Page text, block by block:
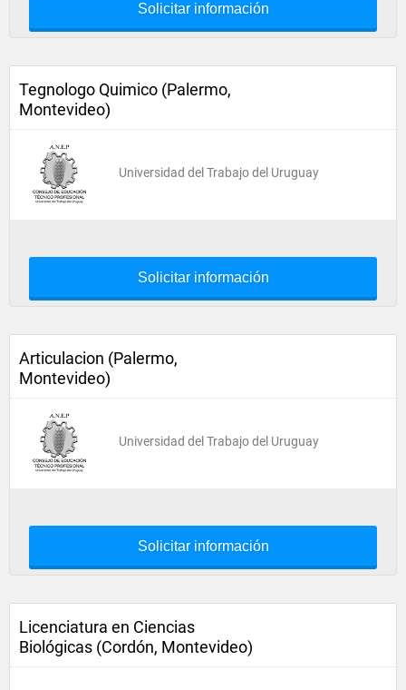
Solicitar información
Tegnologo Quimico (Palermo,
Montevideo)
Universidad del Trabajo del Uruguay
Solicitar información
Articulacion (Palermo,
Montevideo)
Universidad del Trabajo del Uruguay
Solicitar información
Licenciatura en Ciencias
Biológicas (Cordón, Montevideo)